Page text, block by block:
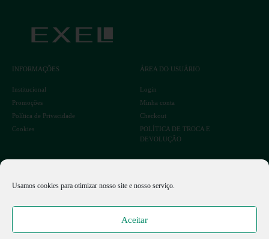
Usamos cookies para otimizar nosso site e nosso serviço.
Aceitar
INFORMAÇÕES
Institucional
Promoções
Política de Privacidade
Cookies
ÁREA DO USUÁRIO
Login
Minha conta
Checkout
POLÍTICA DE TROCA E
DEVOLUÇÃO
SIGA A GENTE NAS NOSSAS REDES SOCIAIS